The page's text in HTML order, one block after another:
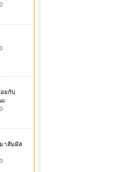
ยกับ
เ
าสัมผัส